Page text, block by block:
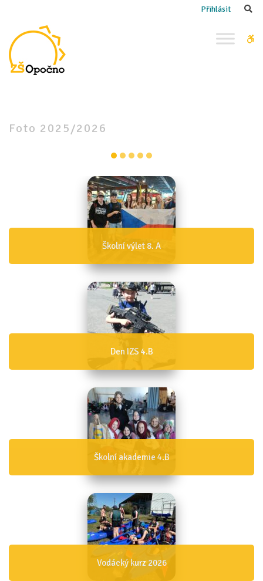
2025/2026
Přihlásit
Foto 2025/2026
Školní výlet 8. A
Den IZS 4.B
Školní akademie 4.B
Vodácký kurz 2026
item-0
item-1
item-2item-3